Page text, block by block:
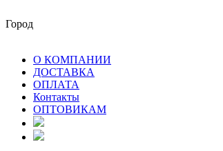
Город
О КОМПАНИИ
ДОСТАВКА
ОПЛАТА
Контакты
ОПТОВИКАМ